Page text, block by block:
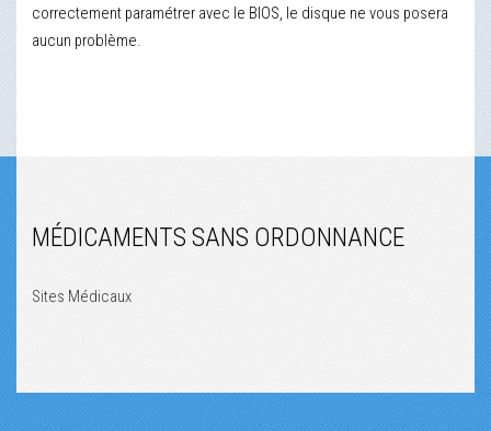
correctement paramétrer avec le BIOS, le disque ne vous posera
aucun problème.
MÉDICAMENTS SANS ORDONNANCE
Sites Médicaux